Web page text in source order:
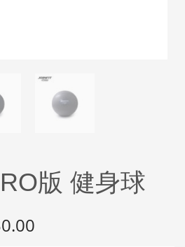
版 健身球